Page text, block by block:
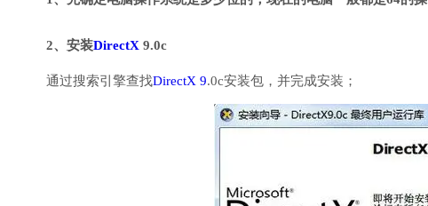
2、安装DirectX 9.0c
通过搜索引擎查找DirectX 9.0c安装包，并完成安装；